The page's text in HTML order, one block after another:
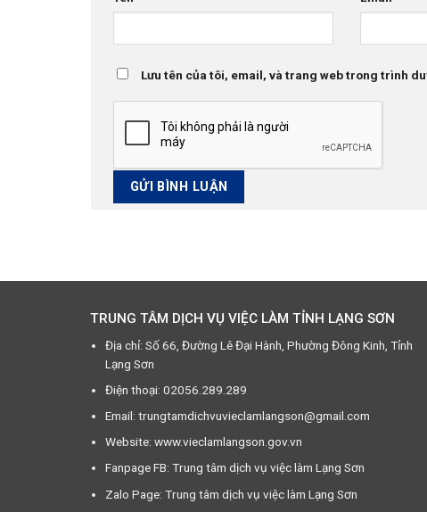
Lưu tên của tôi, email, và trang web trong trình
TRUNG TÂM DỊCH VỤ VIỆC LÀM TỈNH LẠNG SƠN
Địa chỉ: Số 66, Đường Lê Đại Hành, Phường Đông Kinh, Tỉnh
Lạng Sơn
Điện thoại: 02056.289.289
Email: trungtamdichvuvieclamlangson@gmail.com
Website: www.vieclamlangson.gov.vn
Fanpage FB: Trung tâm dịch vụ việc làm Lạng Sơn
Zalo Page: Trung tâm dịch vụ việc làm Lạng Sơn